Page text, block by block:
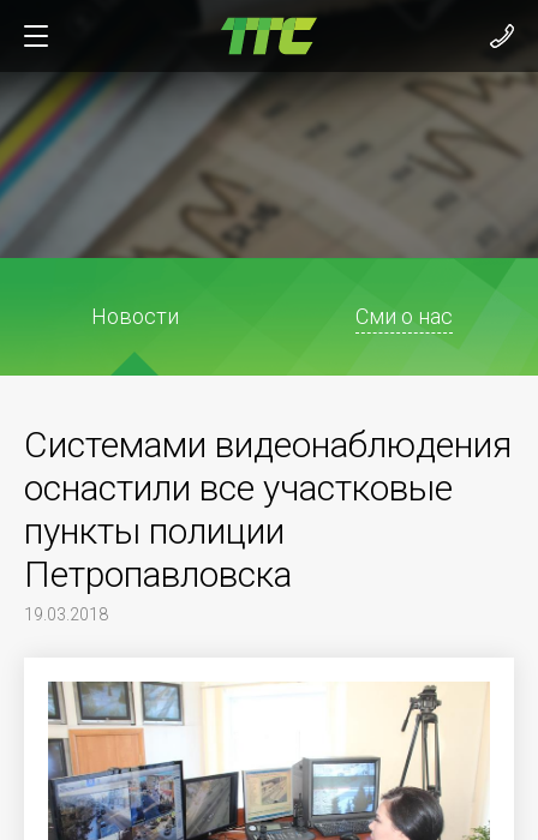
Новости Сми о нас
Системами видеонаблюдения
оснастили все участковые
пункты полиции
Петропавловска
19.03.2018